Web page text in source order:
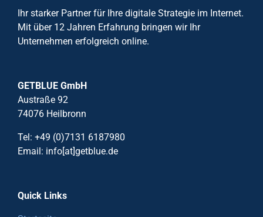
Ihr starker Partner für Ihre digitale Strategie im Internet.
Mit über 12 Jahren Erfahrung bringen wir Ihr
Unternehmen erfolgreich online.
GETBLUE GmbH
Austraße 92
74076 Heilbronn
Tel: +49 (0)7131 6187980
Email: info[at]getblue.de
Quick Links